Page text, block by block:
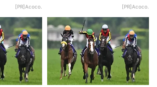
[PR]Acoco. [PR]Acoco.